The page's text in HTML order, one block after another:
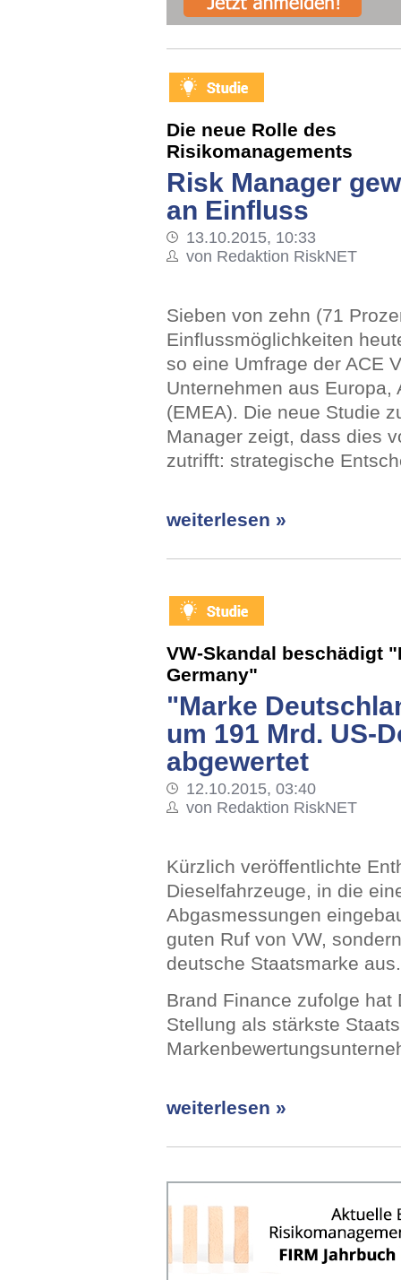
Die neue Rolle des
Risikomanagements
Risk Manager
an Einfluss
13.10.2015, 10:33
von Redaktion RiskNET
Sieben von zehn (71
Einflussmöglichkeiten
so eine Umfrage der ACE
Unternehmen aus Europa,
(EMEA). Die neue Studie
Manager zeigt, dass dies
zutrifft: strategische
weiterlesen »
VW-Skandal beschädigt
Germany"
"Marke
um 191 Mrd. US-
abgewertet
12.10.2015, 03:40
von Redaktion RiskNET
Kürzlich veröffentlichte
Dieselfahrzeuge, in die
Abgasmessungen
guten Ruf von VW,
deutsche Staatsmarke aus.
Brand Finance zufolge
Stellung als stärkste
weiterlesen »